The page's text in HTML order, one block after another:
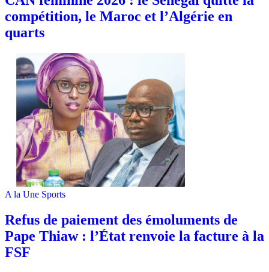
compétition, le Maroc et l’Algérie en
quarts
A la Une Sports
Refus de paiement des émoluments de
Pape Thiaw : l’État renvoie la facture à la
FSF